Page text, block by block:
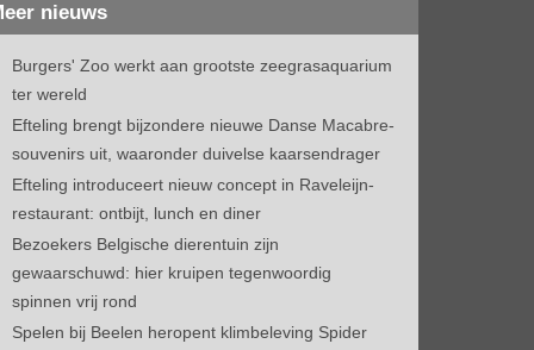
nieuws
Burgers' Zoo werkt aan grootste zeegrasaquarium
ter wereld
Efteling brengt bijzondere nieuwe Danse Macabre-
souvenirs uit, waaronder duivelse kaarsendrager
Efteling introduceert nieuw concept in Raveleijn-
restaurant: ontbijt, lunch en diner
Bezoekers Belgische dierentuin zijn
gewaarschuwd: hier kruipen tegenwoordig
spinnen vrij rond
Spelen bij Beelen heropent klimbeleving Spider